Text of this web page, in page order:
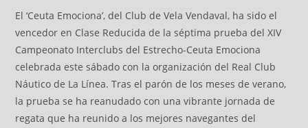
El ‘Ceuta Emociona’, del Club de Vela Vendaval, ha sido el
vencedor en Clase Reducida de la séptima prueba del XIV
Campeonato Interclubs del Estrecho-Ceuta Emociona
celebrada este sábado con la organización del Real Club
Náutico de La Línea. Tras el parón de los meses de verano,
la prueba se ha reanudado con una vibrante jornada de
regata que ha reunido a los mejores navegantes del